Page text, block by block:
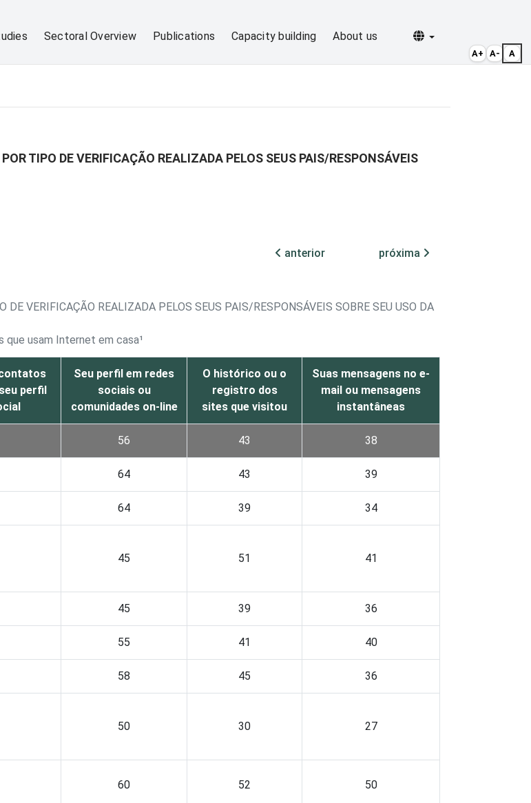
Sectoral Overview Publications Capacity building About us Selecionar idioma
TIPO DE VERIFICAÇÃO REALIZADA PELOS SEUS PAIS/RESPONSÁVEIS
anterior
próxima
VERIFICAÇÃO REALIZADA PELOS SEUS PAIS/RESPONSÁVEIS SOBRE SEU USO DA
usam Internet em casa¹
perfil
Seu perfil em redes
sociais ou
comunidades on-line
O histórico ou o
registro dos
sites que visitou
Suas mensagens no e-
mail ou mensagens
instantâneas
56 43 38
64 43 39
64 39 34
45 51 41
45 39 36
55 41 40
58 45 36
50 30 27
60 52 50
A+ A- A